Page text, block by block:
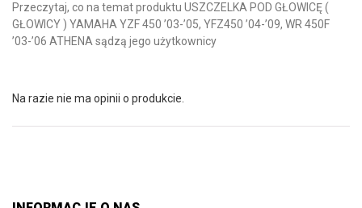
Przeczytaj, co na temat produktu USZCZELKA POD GŁOWICĘ (
GŁOWICY ) YAMAHA YZF 450 ’03-’05, YFZ450 ’04-’09, WR 450F
’03-’06 ATHENA sądzą jego użytkownicy
Na razie nie ma opinii o produkcie.